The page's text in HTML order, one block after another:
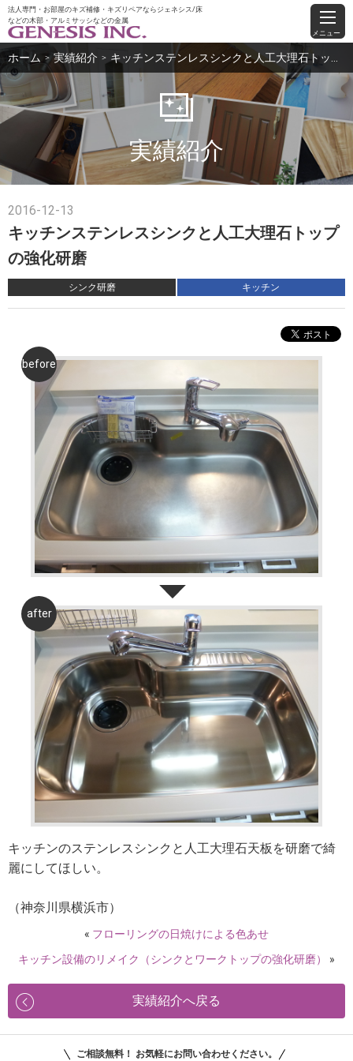
法人専門・お部屋のキズ補修・キズリペアならジェネシス/床
などの木部・アルミサッシなどの金属
メニュー
ホーム ＞ 実績紹介 ＞
実績紹介
2016-12-13
キッチンステンレスシンクと人工大理石トップ
の強化研磨
シンク研磨 キッチン
キッチンのステンレスシンクと人工大理石天板を研磨で綺
麗にしてほしい。
（神奈川県横浜市）
« フローリングの日焼けによる色あせ
キッチン設備のリメイク（シンクとワークトップの強化研磨）
»
実績紹介へ戻る
ご相談無料！ お気軽にお問い合わせください。